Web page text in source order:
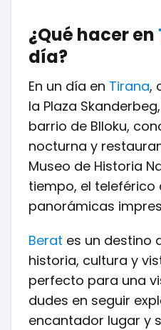
¿Qué hacer en
día?
En un día en Tirana,
la Plaza
barrio de Blloku,
nocturna y
Museo de Historia
tiempo, el teleférico
panorámicas
Berat es un destino
historia, cultura y
perfecto para una
dudes en seguir
encantador lugar y